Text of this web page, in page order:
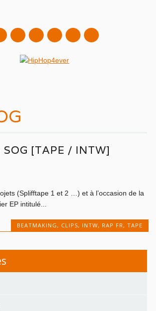
mail
SOG [TAPE / INTW]
(Splifftape 1 et 2 …) et à l’occasion de la
EP intitulé...
BEATMAKING, CLIPS, INTW, RAP FR, TAPE